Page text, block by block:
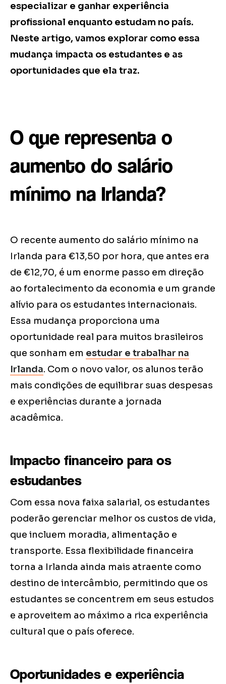
especializar e ganhar experiência
profissional enquanto estudam no país.
Neste artigo, vamos explorar como essa
mudança impacta os estudantes e as
oportunidades que ela traz.
O que representa o
aumento do salário
mínimo na Irlanda?
O recente aumento do salário mínimo na
Irlanda para €13,50 por hora, que antes era
de €12,70, é um enorme passo em direção
ao fortalecimento da economia e um grande
alívio para os estudantes internacionais.
Essa mudança proporciona uma
oportunidade real para muitos brasileiros
que sonham em estudar e trabalhar na
Irlanda. Com o novo valor, os alunos terão
mais condições de equilibrar suas despesas
e experiências durante a jornada
acadêmica.
Impacto financeiro para os
estudantes
Com essa nova faixa salarial, os estudantes
poderão gerenciar melhor os custos de vida,
que incluem moradia, alimentação e
transporte. Essa flexibilidade financeira
torna a Irlanda ainda mais atraente como
destino de intercâmbio, permitindo que os
estudantes se concentrem em seus estudos
e aproveitem ao máximo a rica experiência
cultural que o país oferece.
Oportunidades e experiência